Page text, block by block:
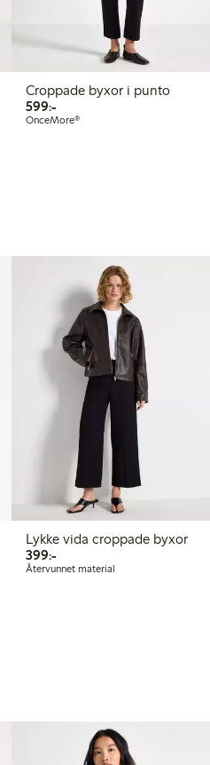
Croppade byxor i punto
599:-599,00 kr
OnceMore®
Lykke vida croppade byxor
399:-399,00 kr
Återvunnet material